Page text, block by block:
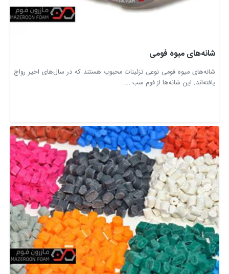
شانه‌های میوه فومی
شانه‌های میوه فومی نوعی تزئینات محبوب هستند که در سال‌های اخیر رواج
یافته‌اند. این شانه‌ها از فوم سب ...